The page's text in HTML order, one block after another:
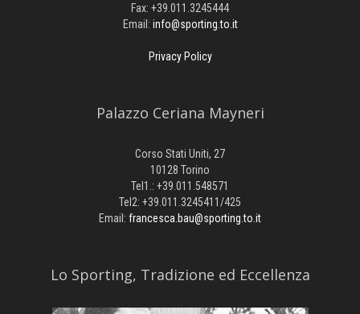
Fax: +39.011.3245444
Email: info@sporting.to.it
Privacy Policy
Palazzo Ceriana Mayneri
Corso Stati Uniti, 27
10128 Torino
Tel1.: +39.011.548571
Tel2: +39.011.3245411/425
Email: francesca.bau@sporting.to.it
​Lo Sporting, Tradizione ed Eccellenza